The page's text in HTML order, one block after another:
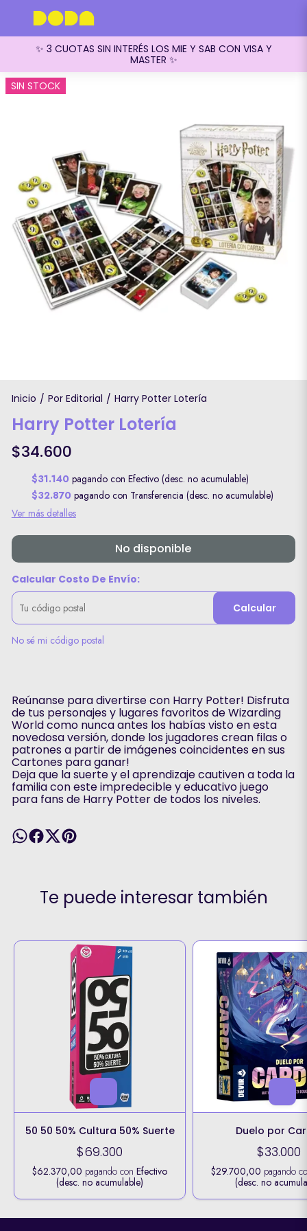
✨ 3 CUOTAS SIN INTERÉS LOS MIE Y SAB CON VISA Y
MASTER ✨
SIN STOCK
Inicio / Por Editorial / Harry Potter Lotería
Harry Potter Lotería
$34.600
$31.140 pagando con Efectivo (desc. no acumulable)
$32.870 pagando con Transferencia (desc. no acumulable)
Ver más detalles
No disponible
Calcular Costo De Envío:
Calcular
No sé mi código postal
Reúnanse para divertirse con Harry Potter! Disfruta
de tus personajes y lugares favoritos de Wizarding
World como nunca antes los habías visto en esta
novedosa versión, donde los jugadores crean filas o
patrones a partir de imágenes coincidentes en sus
Cartones para ganar!
Deja que la suerte y el aprendizaje cautiven a toda la
familia con este impredecible y educativo juego
para fans de Harry Potter de todos los niveles.
Te puede interesar también
50 50 50% Cultura 50% Suerte
$69.300
$62.370,00 pagando conEfectivo
(desc. no acumulable)
Duelo por
$33.000
$29.700,00 pagando
(desc. no